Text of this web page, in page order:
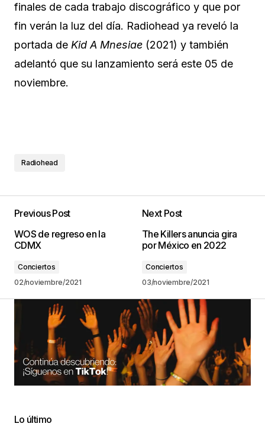
finales de cada trabajo discográfico y que por
fin verán la luz del día. Radiohead ya reveló la
portada de Kid A Mnesiae (2021) y también
adelantó que su lanzamiento será este 05 de
noviembre.
Radiohead
Previous Post
WOS de regreso en la
CDMX
Conciertos
02/noviembre/2021
Next Post
The Killers anuncia gira
por México en 2022
Conciertos
03/noviembre/2021
Lo último